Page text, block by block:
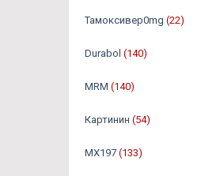
Тамоксивер0mg (22)
Durabol (140)
MRM (140)
Картинин (54)
MX197 (133)